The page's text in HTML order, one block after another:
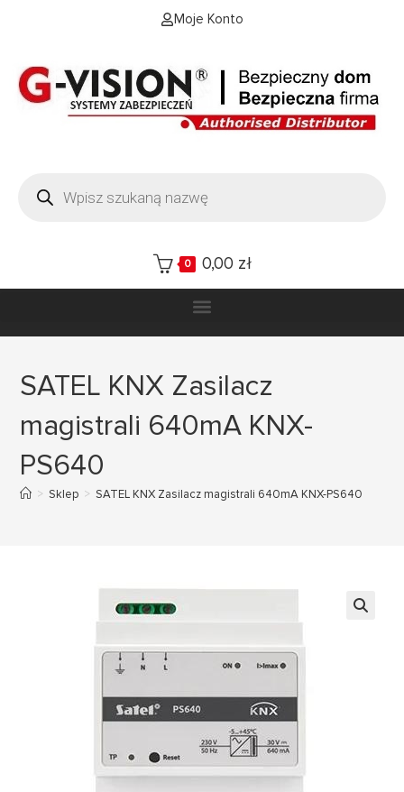
Moje Konto
0 0,00 zł
SATEL KNX Zasilacz
magistrali 640mA KNX-
PS640
> Sklep > SATEL KNX Zasilacz magistrali 640mA KNX-PS640